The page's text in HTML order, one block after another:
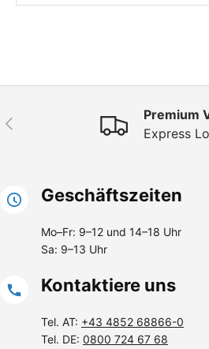
Vorherige
Premium
Express
Geschäftszeiten
Mo–Fr: 9–12 und 14–18 Uhr
Sa: 9–13 Uhr
Kontaktiere uns
Tel. AT: +43 4852 68866-0
Tel. DE: 0800 724 67 68